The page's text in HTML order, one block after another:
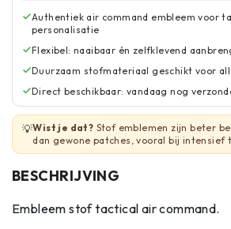
Authentiek air command embleem voor
personalisatie
Flexibel: naaibaar én zelfklevend
Duurzaam stofmateriaal geschikt voor
Direct beschikbaar: vandaag nog
💡Wist je dat? Stof emblemen zijn beter
dan gewone patches, vooral bij intensief
BESCHRIJVING
Embleem stof tactical air command.